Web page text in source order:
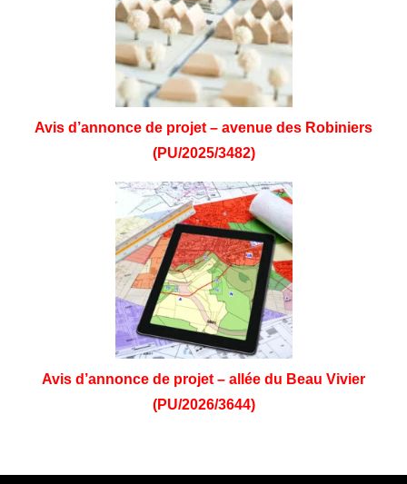
Avis d’annonce de projet – avenue des Robiniers
(PU/2025/3482)
Avis d’annonce de projet – allée du Beau Vivier
(PU/2026/3644)